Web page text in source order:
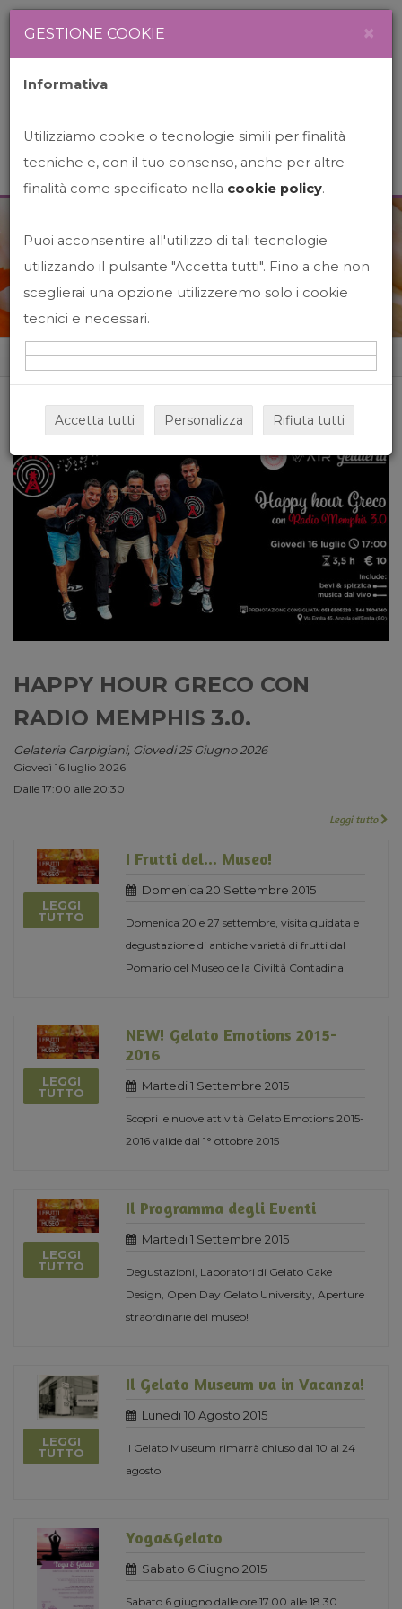
News&Events
Home News&events
HAPPY HOUR GRECO CON
RADIO MEMPHIS 3.0.
Gelateria Carpigiani, Giovedi 25 Giugno 2026
Giovedì 16 luglio 2026
Dalle 17:00 alle 20:30
Leggi tutto
LEGGI
TUTTO
I Frutti del... Museo!
Domenica 20 Settembre 2015
Domenica 20 e 27 settembre, visita guidata e
degustazione di antiche varietà di frutti dal
Pomario del Museo della Civiltà Contadina
LEGGI
TUTTO
NEW! Gelato Emotions 2015-
2016
Martedi 1 Settembre 2015
Scopri le nuove attività Gelato Emotions 2015-
2016 valide dal 1° ottobre 2015
LEGGI
TUTTO
Il Programma degli Eventi
Martedi 1 Settembre 2015
Degustazioni, Laboratori di Gelato Cake
Design, Open Day Gelato University, Aperture
straordinarie del museo!
LEGGI
TUTTO
Il Gelato Museum va in Vacanza!
Lunedi 10 Agosto 2015
Il Gelato Museum rimarrà chiuso dal 10 al 24
agosto
Yoga&Gelato
Sabato 6 Giugno 2015
Sabato 6 giugno dalle ore 17.00 alle 18.30
GESTIONE COOKIE ×
Informativa
Utilizziamo cookie o tecnologie simili per finalità
tecniche e, con il tuo consenso, anche per altre
finalità come specificato nella cookie policy.
Puoi acconsentire all'utilizzo di tali tecnologie
utilizzando il pulsante "Accetta tutti". Fino a che non
sceglierai una opzione utilizzeremo solo i cookie
tecnici e necessari.
Accetta tutti Personalizza Rifiuta tutti